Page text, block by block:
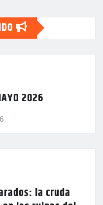
2026
la cruda